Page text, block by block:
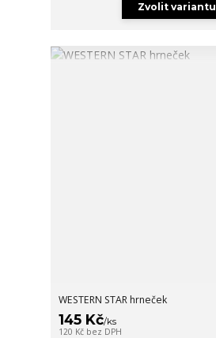
Zvolit variantu
WESTERN STAR hrneček
145 Kč/ks
120 Kč bez DPH